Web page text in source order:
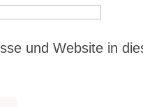
und Website in